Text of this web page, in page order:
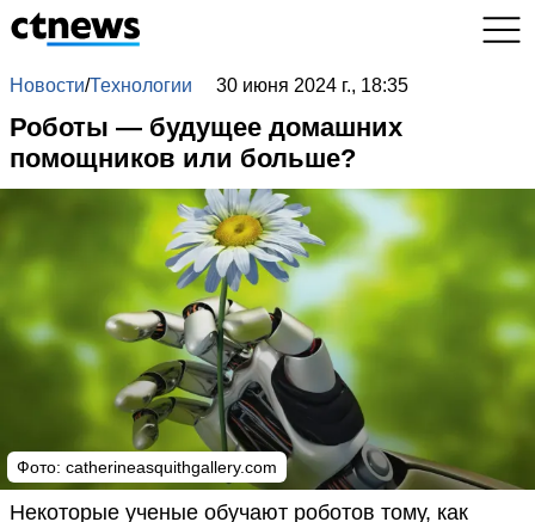
Новости/Технологии 30 июня 2024 г., 18:35
Роботы — будущее домашних
помощников или больше?
Фото: catherineasquithgallery.com
Некоторые ученые обучают роботов тому, как